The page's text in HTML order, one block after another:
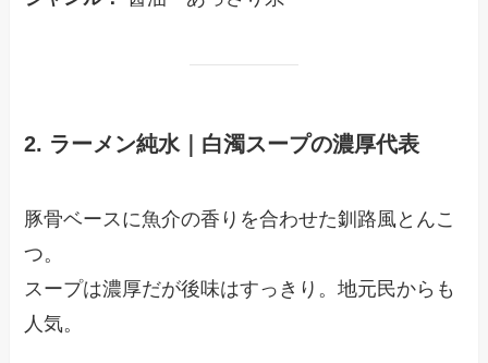
2. ラーメン純水｜白濁スープの濃厚代表
豚骨ベースに魚介の香りを合わせた釧路風とんこ
つ。
スープは濃厚だが後味はすっきり。地元民からも
人気。